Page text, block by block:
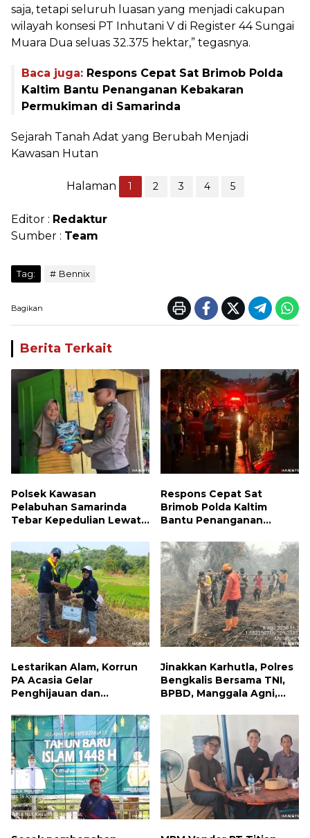
saja, tetapi seluruh luasan yang menjadi cakupan
wilayah konsesi PT Inhutani V di Register 44 Sungai
Muara Dua seluas 32.375 hektar,” tegasnya.
Baca juga: Respons Cepat Sat Brimob Polda
Kaltim Bantu Penanganan Kebakaran
Permukiman di Samarinda
Sejarah Tanah Adat yang Berubah Menjadi
Kawasan Hutan
Halaman 1 2 3 4 5
Editor : Redaktur
Sumber : Team
Tag: Bennix
Bagikan
Berita Terkait
Polsek Kawasan
Pelabuhan Samarinda
Tebar Kepedulian Lewat
Sungai Dama Terima
Bantuan Sosial
Respons Cepat Sat
Brimob Polda Kaltim
Bantu Penanganan
Samarinda
Lestarikan Alam, Korrun
PA Acasia Gelar
Penghijauan dan
Wujudkan Kepedulian
Lingkungan
Jinakkan Karhutla, Polres
Bengkalis Bersama TNI,
BPBD, Manggala Agni,
Berjibaku di Siak Kecil
dan Mandau